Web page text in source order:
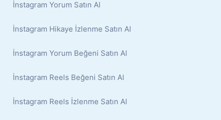
İnstagram Yorum Satın Al
İnstagram Hikaye İzlenme Satın Al
İnstagram Yorum Beğeni Satın Al
İnstagram Reels Beğeni Satın Al
İnstagram Reels İzlenme Satın Al